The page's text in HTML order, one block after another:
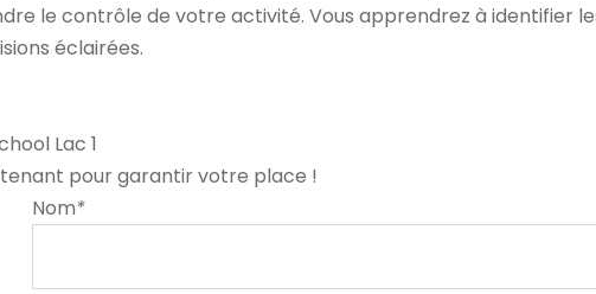
le contrôle de votre activité. Vous apprendrez à identifier
éclairées.
Lac 1
pour garantir votre place !
Nom*